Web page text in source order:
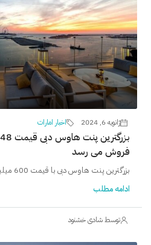
ژانویه 6, 2024 اخبار امارات
فروش می رسد
بزرگترین پنت هاوس دبی با قیمت 600 میلیون درهم توسط Emerald...
ادامه مطلب
توسط شادی خشنود